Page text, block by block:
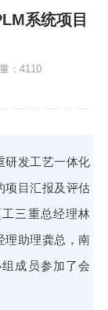
系统项目
： 4110
研发工艺一体化
项目汇报及评估
三重总经理林
理助理龚总，南
成员参加了会